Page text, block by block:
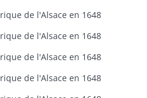
de l'Alsace en 1648
de l'Alsace en 1648
de l'Alsace en 1648
de l'Alsace en 1648